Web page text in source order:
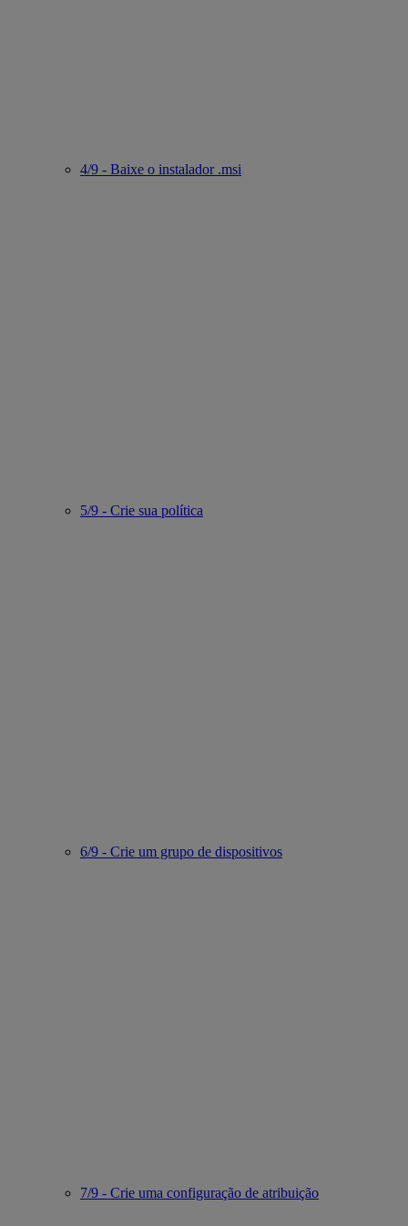
4/9 - Baixe o instalador .msi
5/9 - Crie sua política
6/9 - Crie um grupo de dispositivos
7/9 - Crie uma configuração de atribuição